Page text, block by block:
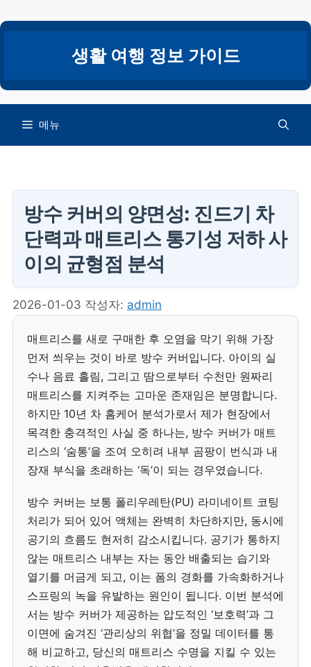
텐
건
너
생활 여행 정보 가이드
메뉴
방수 커버의 양면성: 진드기 차
단력과 매트리스 통기성 저하 사
이의 균형점 분석
2026-01-03 작성자: admin
매트리스를 새로 구매한 후 오염을 막기 위해 가장
먼저 씌우는 것이 바로 방수 커버입니다. 아이의 실
수나 음료 흘림, 그리고 땀으로부터 수천만 원짜리
매트리스를 지켜주는 고마운 존재임은 분명합니다.
하지만 10년 차 홈케어 분석가로서 제가 현장에서
목격한 충격적인 사실 중 하나는, 방수 커버가 매트
리스의 ‘숨통’을 조여 오히려 내부 곰팡이 번식과 내
장재 부식을 초래하는 ‘독’이 되는 경우였습니다.
방수 커버는 보통 폴리우레탄(PU) 라미네이트 코팅
처리가 되어 있어 액체는 완벽히 차단하지만, 동시에
공기의 흐름도 현저히 감소시킵니다. 공기가 통하지
않는 매트리스 내부는 자는 동안 배출되는 습기와
열기를 머금게 되고, 이는 폼의 경화를 가속화하거나
스프링의 녹을 유발하는 원인이 됩니다. 이번 분석에
서는 방수 커버가 제공하는 압도적인 ‘보호력’과 그
이면에 숨겨진 ‘관리상의 위협’을 정밀 데이터를 통
해 비교하고, 당신의 매트리스 수명을 지킬 수 있는